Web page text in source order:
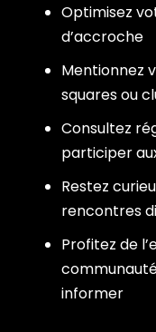
Optimisez
d’accroche
Mentionnez
squares ou
Consultez
participer
Restez
rencontres
Profitez de
informer